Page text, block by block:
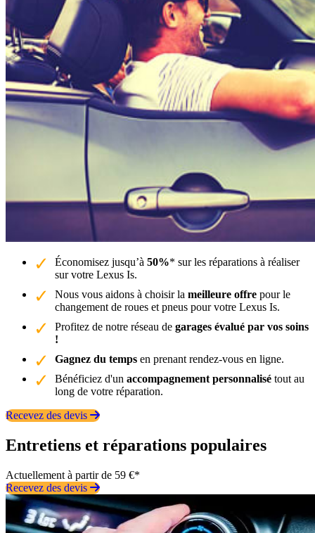
Économisez jusqu’à 50%* sur les réparations à réaliser
sur votre Lexus Is.
Nous vous aidons à choisir la meilleure offre pour le
changement de roues et pneus pour votre Lexus Is.
Profitez de notre réseau de garages évalué par vos soins
!
Gagnez du temps en prenant rendez-vous en ligne.
Bénéficiez d'un accompagnement personnalisé tout au
long de votre réparation.
Recevez des devis
Entretiens et réparations populaires
Actuellement à partir de 59 €*
Recevez des devis